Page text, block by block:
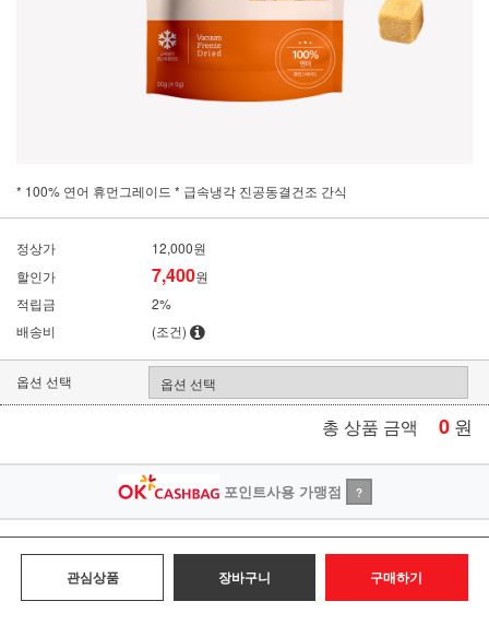
* 100% 연어 휴먼그레이드 * 급속냉각 진공동결건조 간식
정상가
12,000원
할인가
7,400원
적립금
2%
배송비
(조건)
옵션 선택
총 상품 금액 0 원
포인트사용 가맹점 ?
관심상품 장바구니 구매하기